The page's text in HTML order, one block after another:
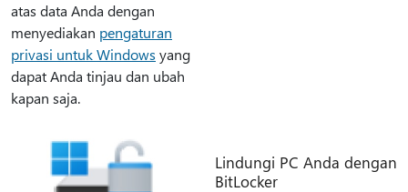
atas data Anda dengan
menyediakan pengaturan
privasi untuk Windows yang
dapat Anda tinjau dan ubah
kapan saja.
Lindungi PC Anda dengan
BitLocker